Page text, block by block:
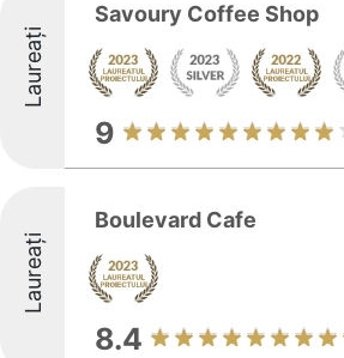
Laureați
Savoury Coffee Shop
9
Laureați
Boulevard Cafe
8.4